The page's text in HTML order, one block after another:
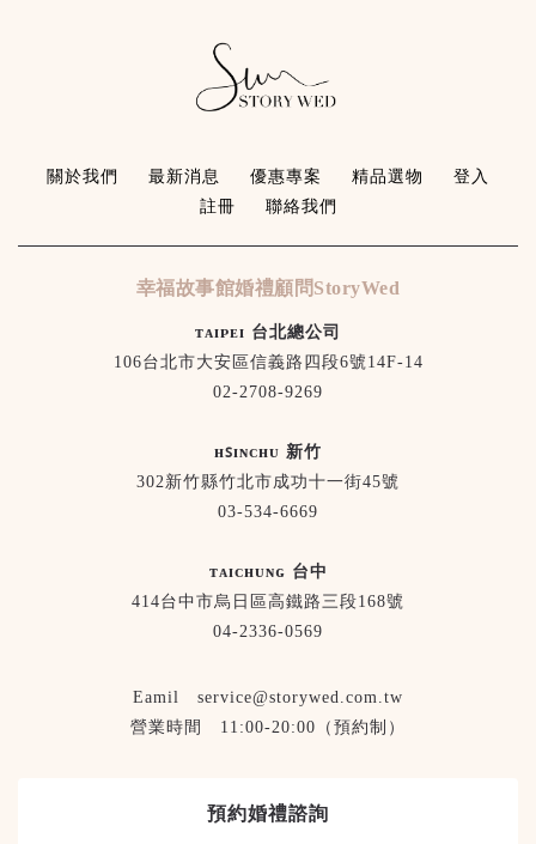
關於我們 最新消息 優惠專案 精品選物
登入
註冊
聯絡我們
幸福故事館婚禮顧問StoryWed
ᴛᴀɪᴘᴇɪ 台北總公司
106台北市大安區信義路四段6號14F-14
02-2708-9269
ʜꜱɪɴᴄʜᴜ 新竹
302新竹縣竹北市成功十一街45號
03-534-6669
ᴛᴀɪᴄʜᴜɴɢ 台中
414台中市烏日區高鐵路三段168號
04-2336-0569
Eamil service@storywed.com.tw
營業時間 11:00-20:00（預約制）
預約婚禮諮詢